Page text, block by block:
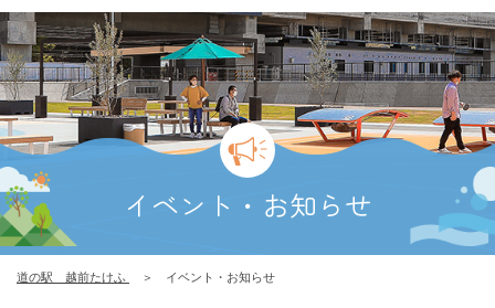
イベント・お知らせ
道の駅 越前たけふ イベント・お知らせ